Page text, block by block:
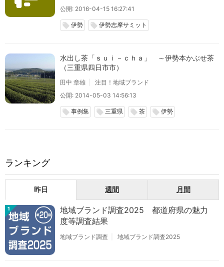
公開: 2016-04-15 16:27:41
local_offer 伊勢 local_offer 伊勢志摩サミット
水出し茶「ｓｕｉ－ｃｈａ」 ～伊勢本かぶせ茶
（三重県四日市市）
田中 章雄
注目！地域ブランド
公開: 2014-05-03 14:56:13
local_offer 事例集 local_offer 三重県 local_offer 茶 local_offer 伊勢
ランキング
昨日 週間 月間
1
地域ブランド調査2025 都道府県の魅力
度等調査結果
地域ブランド調査 地域ブランド調査2025